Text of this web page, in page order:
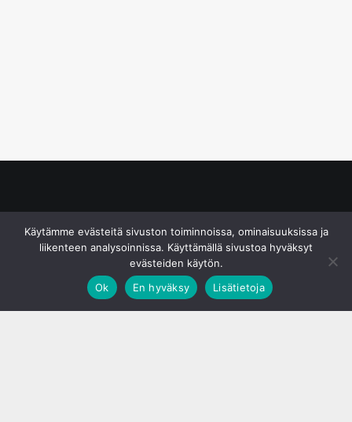
Käytämme evästeitä sivuston toiminnoissa, ominaisuuksissa ja
liikenteen analysoinnissa. Käyttämällä sivustoa hyväksyt
evästeiden käytön.
Ok
En hyväksy Lisätietoja